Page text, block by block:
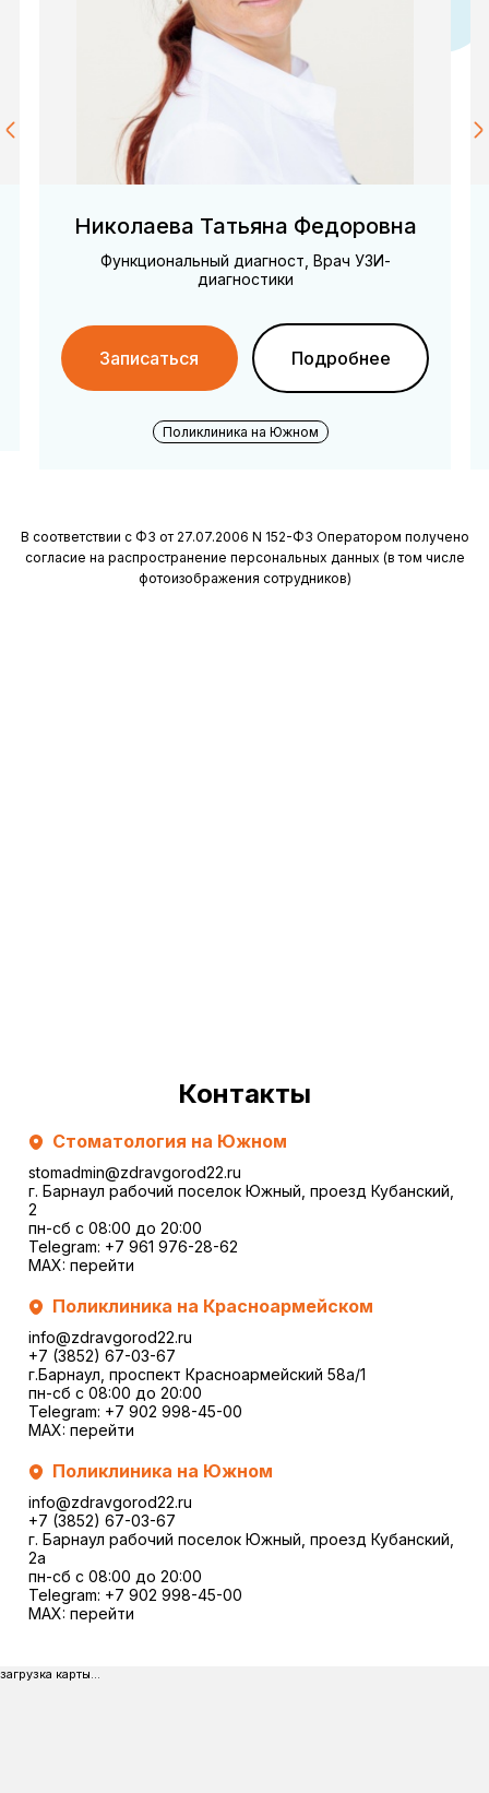
Шихалеева Виктория Сергеевна
Акушер-гинеколог, Врач УЗИ-диагностики
Записаться Подробнее
Контакты
Стоматология на Южном
stomadmin@zdravgorod22.ru
г. Барнаул рабочий поселок Южный, проезд Кубанский,
2
пн-сб с 08:00 до 20:00
Telegram: +7 961 976-28-62
MAX: перейти
Поликлиника на Красноармейском
info@zdravgorod22.ru
+7 (3852) 67-03-67
г.Барнаул, проспект Красноармейский 58а/1
пн-сб с 08:00 до 20:00
Telegram: +7 902 998-45-00
MAX: перейти
Поликлиника на Южном
info@zdravgorod22.ru
+7 (3852) 67-03-67
г. Барнаул рабочий поселок Южный, проезд Кубанский,
2a
пн-сб с 08:00 до 20:00
Telegram: +7 902 998-45-00
MAX: перейти
загрузка карты...